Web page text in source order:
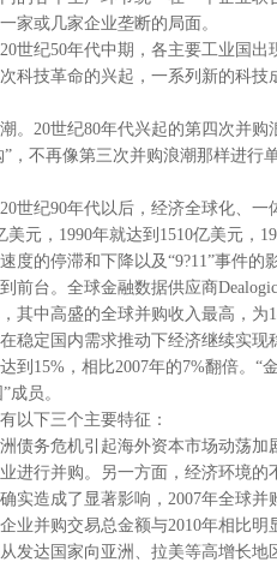
家或几家企业垄断的局面。
纪50年代中期，各主要工业国出
科技革命的兴起，一系列新的科
20世纪80年代兴起的第四次并购
，不再像第三次并购浪潮那样进
纪90年代以后，经济全球化、一
元，1990年就达到1510亿美元，
度的停滞和下降以及“9?11”事件的
。全球金融数据供应商Dealogic
其中高盛的全球并购收入最高，
稳定国内需求推动下经济继续实
到15%，相比2007年的7%翻倍
成员。
下三个主要特征：
务危机引起海外资本市场动荡加
进行并购。另一方面，经济环境
实造成了显著影响，2007年全球并
并购交易总金额与2010年相比明
发达国家向亚洲、拉美等高增长